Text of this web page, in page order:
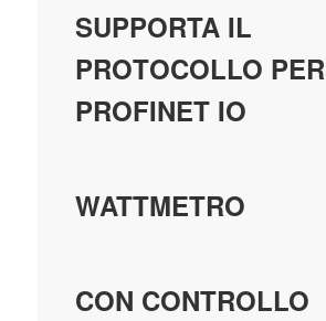
SUPPORTA IL
PROTOCOLLO PER
PROFINET IO
WATTMETRO
CON CONTROLLO